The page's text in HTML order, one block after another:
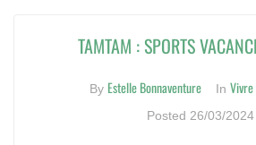
TAMTAM : SPORTS
By Estelle Bonnaventure In
Posted 26/03/2024